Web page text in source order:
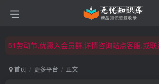
51劳动节,优惠入会员群,详情咨询站点客服,或联
51劳动节,优惠入会员群,详情咨询站点客服,或联
首页 更多平台 正文